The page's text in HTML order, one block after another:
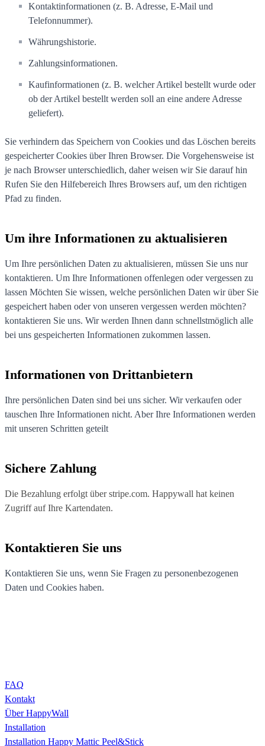
Kontaktinformationen (z. B. Adresse, E-Mail und
Telefonnummer).
Währungshistorie.
Zahlungsinformationen.
Kaufinformationen (z. B. welcher Artikel bestellt wurde oder
ob der Artikel bestellt werden soll an eine andere Adresse
geliefert).
Sie verhindern das Speichern von Cookies und das Löschen bereits
gespeicherter Cookies über Ihren Browser. Die Vorgehensweise ist
je nach Browser unterschiedlich, daher weisen wir Sie darauf hin
Rufen Sie den Hilfebereich Ihres Browsers auf, um den richtigen
Pfad zu finden.
Um ihre Informationen zu aktualisieren
Um Ihre persönlichen Daten zu aktualisieren, müssen Sie uns nur
kontaktieren. Um Ihre Informationen offenlegen oder vergessen zu
lassen Möchten Sie wissen, welche persönlichen Daten wir über Sie
gespeichert haben oder von unseren vergessen werden möchten?
kontaktieren Sie uns. Wir werden Ihnen dann schnellstmöglich alle
bei uns gespeicherten Informationen zukommen lassen.
Informationen von Drittanbietern
Ihre persönlichen Daten sind bei uns sicher. Wir verkaufen oder
tauschen Ihre Informationen nicht. Aber Ihre Informationen werden
mit unseren Schritten geteilt
Sichere Zahlung
Die Bezahlung erfolgt über stripe.com. Happywall hat keinen
Zugriff auf Ihre Kartendaten.
Kontaktieren Sie uns
Kontaktieren Sie uns, wenn Sie Fragen zu personenbezogenen
Daten und Cookies haben.
FAQ
Kontakt
Über HappyWall
Installation
Installation Happy Mattic Peel&Stick